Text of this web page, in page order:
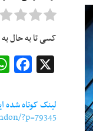
کسی تا به حال به
لینک کوتاه شده
?p=79345